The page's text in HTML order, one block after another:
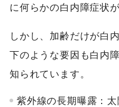
に何らかの白内障症状
しかし、加齢だけが白
下のような要因も白内
知られています。
紫外線の長期曝露：